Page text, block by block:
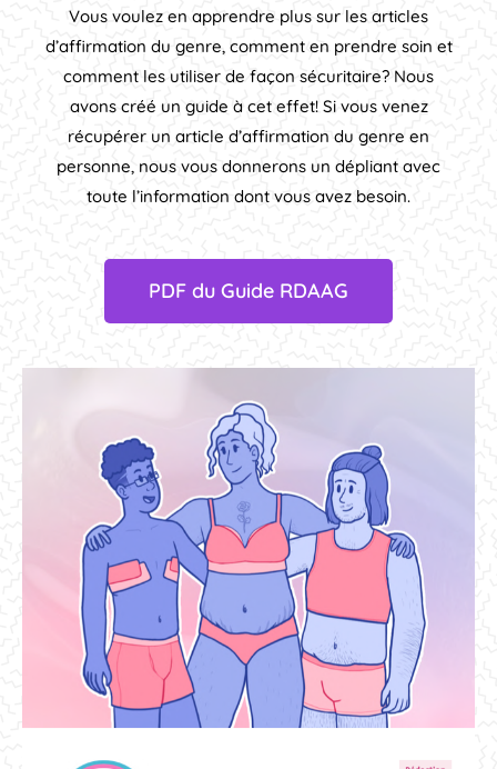
Vous voulez en apprendre plus sur les articles
d’affirmation du genre, comment en prendre soin et
comment les utiliser de façon sécuritaire? Nous
avons créé un guide à cet effet! Si vous venez
récupérer un article d’affirmation du genre en
personne, nous vous donnerons un dépliant avec
toute l’information dont vous avez besoin.
PDF du Guide RDAAG